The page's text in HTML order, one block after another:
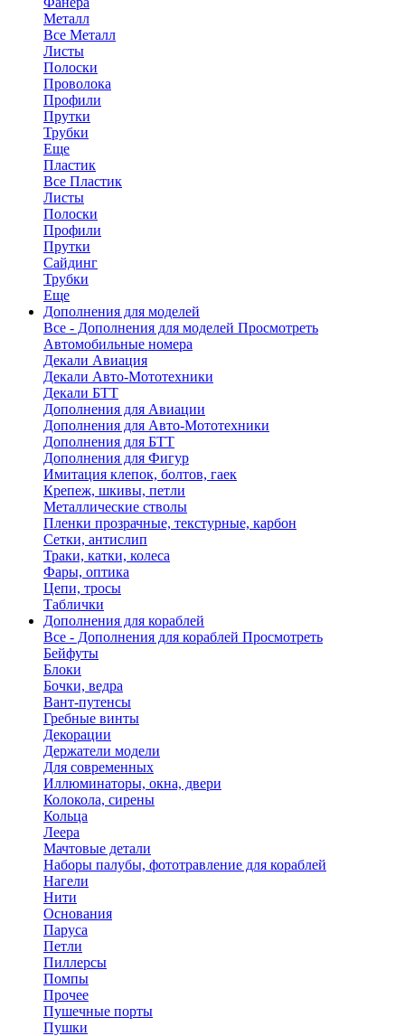
Металл
Все Металл
Листы
Полоски
Проволока
Профили
Прутки
Трубки
Еще
Пластик
Все Пластик
Листы
Полоски
Профили
Прутки
Сайдинг
Трубки
Еще
Дополнения для моделей
Все - Дополнения для моделей Просмотреть
Автомобильные номера
Декали Авиация
Декали Авто-Мототехники
Декали БТТ
Дополнения для Авиации
Дополнения для Авто-Мототехники
Дополнения для БТТ
Дополнения для Фигур
Имитация клепок, болтов, гаек
Крепеж, шкивы, петли
Металлические стволы
Пленки прозрачные, текстурные, карбон
Сетки, антислип
Траки, катки, колеса
Фары, оптика
Цепи, тросы
Таблички
Дополнения для кораблей
Все - Дополнения для кораблей Просмотреть
Бейфуты
Блоки
Бочки, ведра
Вант-путенсы
Гребные винты
Декорации
Держатели модели
Для современных
Иллюминаторы, окна, двери
Колокола, сирены
Кольца
Леера
Мачтовые детали
Наборы палубы, фототравление для кораблей
Нагели
Нити
Основания
Паруса
Петли
Пиллерсы
Помпы
Прочее
Пушечные порты
Пушки